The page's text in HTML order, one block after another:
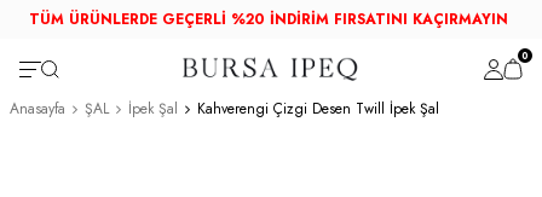
TÜM ÜRÜNLERDE GEÇERLİ %20 İNDİRİM FIRSATINI KAÇIRMAYIN
0
Anasayfa ŞAL İpek Şal Kahverengi Çizgi Desen Twill İpek Şal